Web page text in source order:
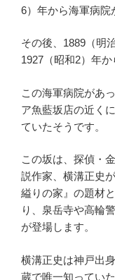
6）年から海軍病院
その後、1889（明
1927（昭和2）年か
この海軍病院があ
ア魚藍坂店の近く
ていたそうです。
この坂は、探偵・
説作家、横溝正史
縊りの家』の題材
り、泉岳寺や高輪
が登場します。
横溝正史は神戸出
蔵で唯一知ってい